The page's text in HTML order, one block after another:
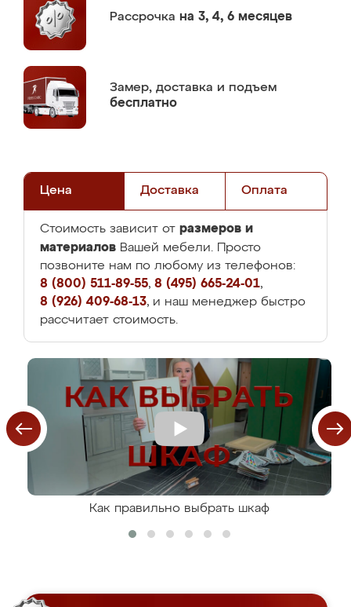
Рассрочка на 3, 4, 6 месяцев
Замер, доставка и подъем
бесплатно
Цена Доставка Оплата
Стоимость зависит от размеров и
материалов Вашей мебели. Просто
позвоните нам по любому из телефонов:
8 (800) 511-89-55, 8 (495) 665-24-01,
8 (926) 409-68-13, и наш менеджер быстро
рассчитает стоимость.
Как правильно выбрать шкаф